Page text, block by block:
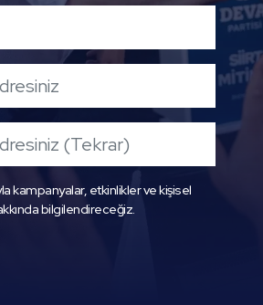
kampanyalar, etkinlikler ve kişisel
bilgilendireceğiz.